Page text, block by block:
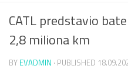
CATL predstavio
2,8 miliona km
BY EVADMIN · PUBLISHED